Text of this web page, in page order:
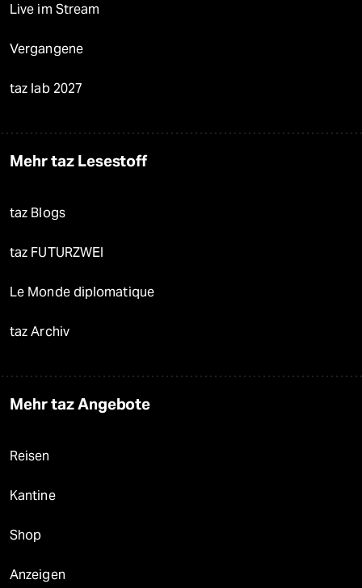
Live im Stream
Vergangene
taz lab 2027
Mehr taz Lesestoff
taz Blogs
taz FUTURZWEI
Le Monde diplomatique
taz Archiv
Mehr taz Angebote
Reisen
Kantine
Shop
Anzeigen